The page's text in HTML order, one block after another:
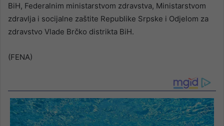
BiH, Federalnim ministarstvom zdravstva, Ministarstvom
zdravlja i socijalne zaštite Republike Srpske i Odjelom za
zdravstvo Vlade Brčko distrikta BiH.
(FENA)